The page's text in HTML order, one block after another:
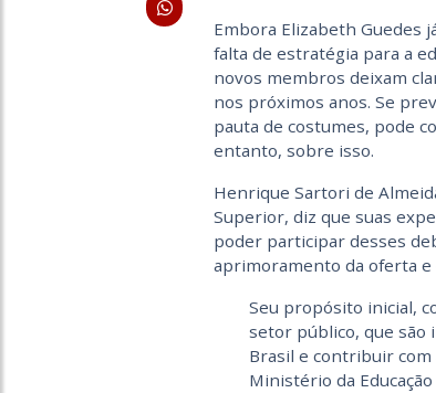
Embora Elizabeth Guedes
falta de estratégia para a
novos membros deixam
nos próximos anos. Se
pauta de costumes, pode
entanto, sobre isso.
Henrique Sartori de
Superior, diz que suas
poder participar desses
aprimoramento da oferta e
Seu propósito inicial,
setor público, que são
Brasil e contribuir com
Ministério da